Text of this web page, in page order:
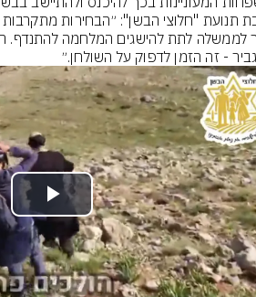
- זה הזמן לדפוק על השולחן.״